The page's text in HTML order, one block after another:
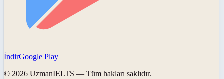
İndirGoogle Play
© 2026 UzmanIELTS — Tüm hakları saklıdır.